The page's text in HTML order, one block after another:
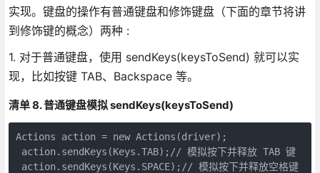
实现。键盘的操作有普通键盘和修饰键盘（下面的章节将讲
到修饰键的概念）两种 :
1. 对于普通键盘，使用 sendKeys(keysToSend) 就可以实
现，比如按键 TAB、Backspace 等。
清单 8. 普通键盘模拟 sendKeys(keysToSend)
Actions action = new Actions(driver);
action.sendKeys(Keys.TAB);// 模拟按下并释放 TAB 键
action.sendKeys(Keys.SPACE);// 模拟按下并释放空格键